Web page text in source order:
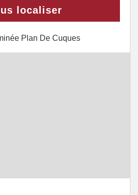
localiser
Plan De Cuques